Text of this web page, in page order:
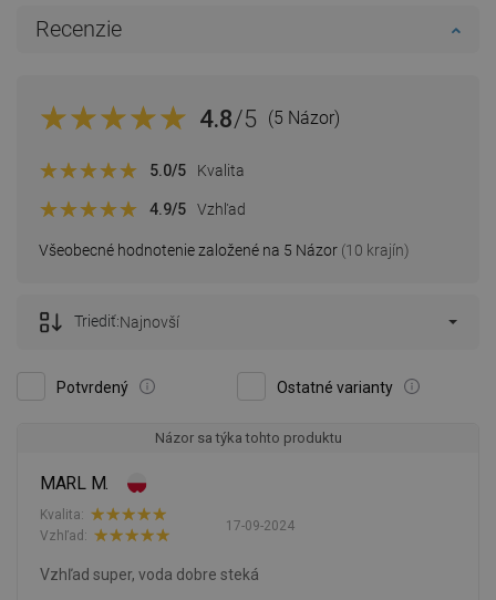
Recenzie
4.8/5 (5 Názor)
Všeobecné hodnotenie založené na 5 Názor (10 krajín)
5.0/5 Kvalita
4.9/5 Vzhľad
Potvrdený Ostatné varianty
Triediť:Najnovší
Názor sa týka tohto produktu
MARL M.
17-09-2024
Kvalita:
Vzhľad:
Vzhľad super, voda dobre steká